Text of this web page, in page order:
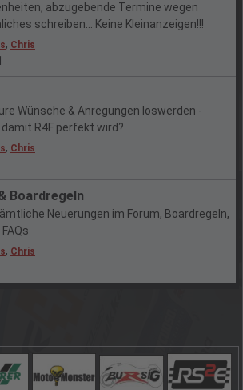
abzugebende Termine wegen
schreiben... Keine Kleinanzeigen!!!
, Chris
Wünsche & Anregungen loswerden -
R4F perfekt wird?
, Chris
Boardregeln
Neuerungen im Forum, Boardregeln,
, Chris